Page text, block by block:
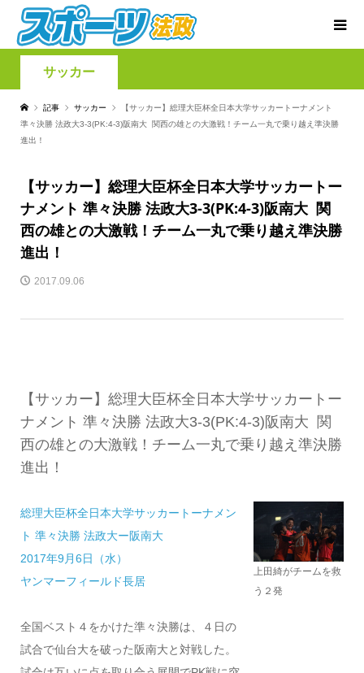
サッカー
記事 サッカー
【サッカー】総理大臣杯全日本大学サッカートーナメント
準々決勝 法政大3-3(PK:4-3)阪南大 関西の雄との大激戦！チーム一丸で乗り越え準決勝
進出！
【サッカー】総理大臣杯全日本大学サッカートー
ナメント 準々決勝 法政大3-3(PK:4-3)阪南大 関
西の雄との大激戦！チーム一丸で乗り越え準決勝
進出！
2017.09.06
【サッカー】総理大臣杯全日本大学サッカートー
ナメント 準々決勝 法政大3-3(PK:4-3)阪南大 関
西の雄との大激戦！チーム一丸で乗り越え準決勝
進出！
総理大臣杯全日本大学サッカートーナメン
ト 準々決勝 法政大ー阪南大
2017年9月6日（水）
ヤンマーフィールド長居
全国ベスト４をかけた準々決勝は、４日の
試合で仙台大を破った阪南大と対戦した。
上田綺がチームを救
う２発